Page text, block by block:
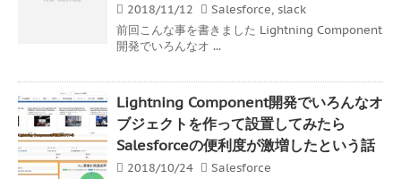
2018/11/12 Salesforce, slack
前回こんな事を書きました Lightning Component
開発でいろんなオ ...
Lightning Component開発でいろんなオ
ブジェクトを作って設置してみたら
Salesforceの便利度が激増したという話
2018/10/24
Salesforce